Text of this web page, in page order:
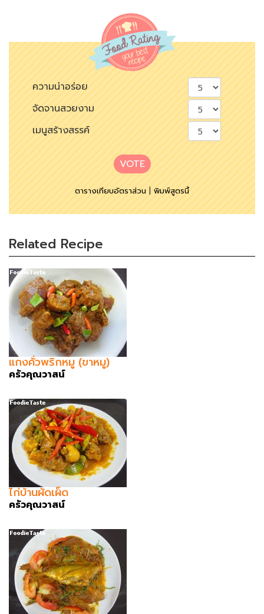
ความน่าอร่อย
จัดจานสวยงาม
เมนูสร้างสรรค์
VOTE
ตารางเทียบอัตราส่วน|พิมพ์สูตรนี้
Related Recipe
แกงคั่วพริกหมู (ขาหมู)
ครัวคุณวาสน์
ไก่บ้านผัดเผ็ด
ครัวคุณวาสน์